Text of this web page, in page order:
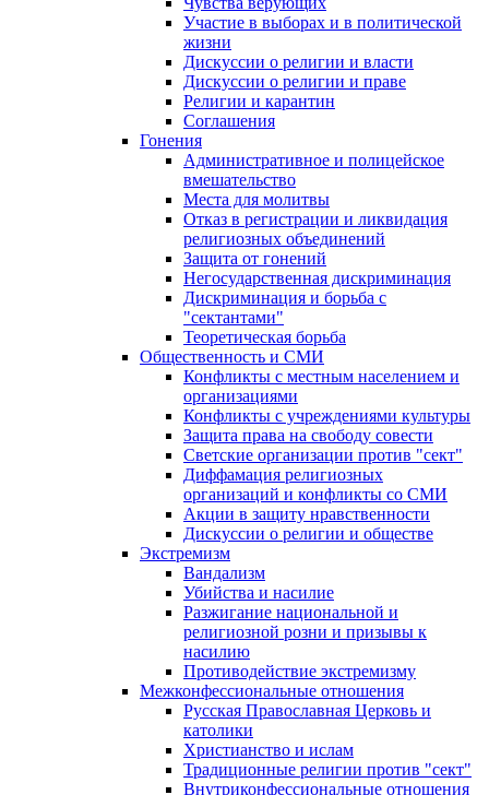
Участие в выборах и в политической
жизни
Дискуссии о религии и власти
Дискуссии о религии и праве
Религии и карантин
Соглашения
Гонения
Административное и полицейское
вмешательство
Места для молитвы
Отказ в регистрации и ликвидация
религиозных объединений
Защита от гонений
Негосударственная дискриминация
Дискриминация и борьба с
"сектантами"
Теоретическая борьба
Общественность и СМИ
Конфликты с местным населением и
организациями
Конфликты с учреждениями культуры
Защита права на свободу совести
Светские организации против "сект"
Диффамация религиозных
организаций и конфликты со СМИ
Акции в защиту нравственности
Дискуссии о религии и обществе
Экстремизм
Вандализм
Убийства и насилие
Разжигание национальной и
религиозной розни и призывы к
насилию
Противодействие экстремизму
Межконфессиональные отношения
Русская Православная Церковь и
католики
Христианство и ислам
Традиционные религии против "сект"
Внутриконфессиональные отношения